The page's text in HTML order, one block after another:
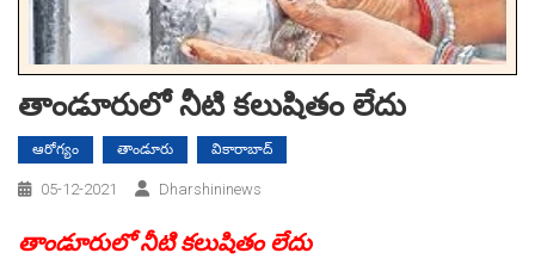
తాండూరులో నీటి కలుషితం లేదు
ఆరోగ్యం తాండూరు వికారాబాద్
05-12-2021 Dharshininews
తాండూరులో నీటి కలుషితం లేదు